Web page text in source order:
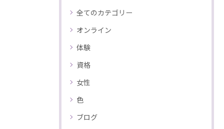
全てのカテゴリー
オンライン
体験
資格
女性
色
ブログ